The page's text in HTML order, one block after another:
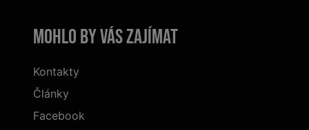
Mohlo by vás zajímat
Kontakty
Články
Facebook